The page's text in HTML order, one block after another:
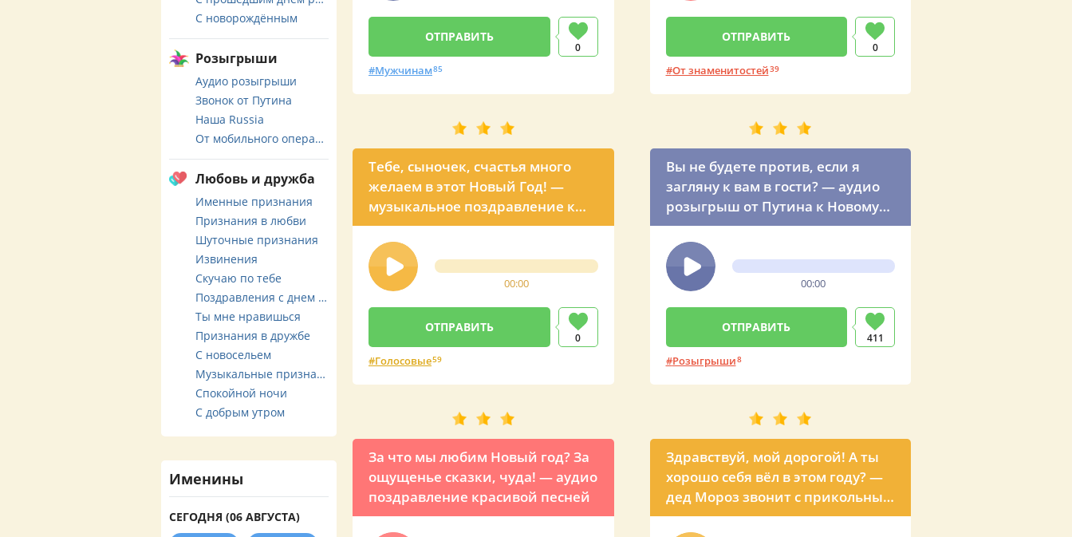
0
Мужчинам85
0
От знаменитостей39
Тебе, сыночек, счастья много
желаем в этот Новый Год! —
музыкальное поздравление к
Новому году от мамы
00:00
0
Голосовые59
Вы не будете против, если я
загляну к вам в гости? — аудио
розыгрыш от Путина к Новому
году
00:00
411
Розыгрыши8
За что мы любим Новый год? За
ощущенье сказки, чуда! — аудио
поздравление красивой песней
Здравствуй, мой дорогой! А ты
хорошо себя вёл в этом году? —
дед Мороз звонит с прикольным
поздравлением мужчине
С новорождённым
Розыгрыши
Аудио розыгрыши
Звонок от Путина
Наша Russia
От мобильного оператора
Любовь и дружба
Именные признания
Признания в любви
Шуточные признания
Извинения
Скучаю по тебе
Поздравления с днем свадьбы
Ты мне нравишься
Признания в дружбе
С новосельем
Музыкальные признания
Спокойной ночи
С добрым утром
Именины
СЕГОДНЯ (06 АВГУСТА)